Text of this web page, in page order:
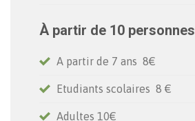
À partir de 10 personnes
A partir de 7 ans 8€
Etudiants scolaires 8 €
Adultes 10€